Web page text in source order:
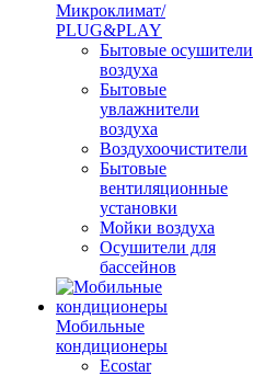
Микроклимат/
PLUG&PLAY
Бытовые осушители
воздуха
Бытовые
увлажнители
воздуха
Воздухоочистители
Бытовые
вентиляционные
установки
Мойки воздуха
Осушители для
бассейнов
Мобильные
кондиционеры
Ecostar